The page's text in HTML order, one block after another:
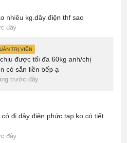
nhiêu kg.dây điện thf sao
đây
TRỊ VIÊN
được tối đa 60kg anh/chị
có sẵn liền bếp ạ
trước đây
đi dây điện phức tạp ko.có tiết
đây